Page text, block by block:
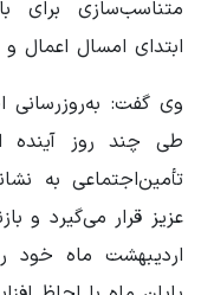
متناسب‌سازی برای
ابتدای امسال اعمال
وی گفت:
طی چند روز آینده
عزیز قرار می‌گیرد و
اردیبهشت ماه خود